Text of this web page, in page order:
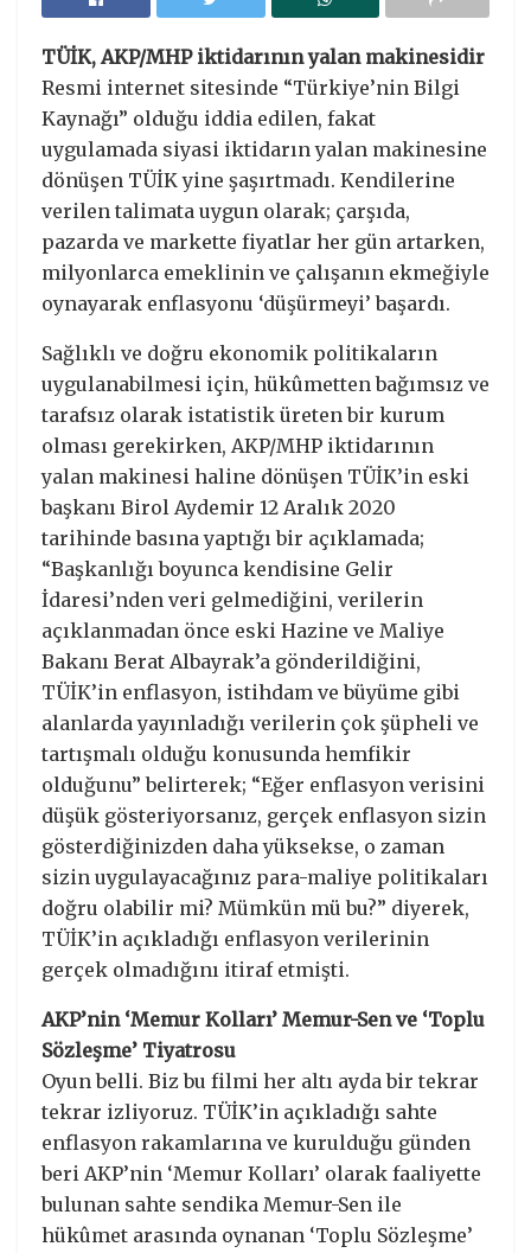
TÜİK, AKP/MHP iktidarının yalan makinesidir
Resmi internet sitesinde “Türkiye’nin Bilgi
Kaynağı” olduğu iddia edilen, fakat
uygulamada siyasi iktidarın yalan makinesine
dönüşen TÜİK yine şaşırtmadı. Kendilerine
verilen talimata uygun olarak; çarşıda,
pazarda ve markette fiyatlar her gün artarken,
milyonlarca emeklinin ve çalışanın ekmeğiyle
oynayarak enflasyonu ‘düşürmeyi’ başardı.
Sağlıklı ve doğru ekonomik politikaların
uygulanabilmesi için, hükûmetten bağımsız ve
tarafsız olarak istatistik üreten bir kurum
olması gerekirken, AKP/MHP iktidarının
yalan makinesi haline dönüşen TÜİK’in eski
başkanı Birol Aydemir 12 Aralık 2020
tarihinde basına yaptığı bir açıklamada;
“Başkanlığı boyunca kendisine Gelir
İdaresi’nden veri gelmediğini, verilerin
açıklanmadan önce eski Hazine ve Maliye
Bakanı Berat Albayrak’a gönderildiğini,
TÜİK’in enflasyon, istihdam ve büyüme gibi
alanlarda yayınladığı verilerin çok şüpheli ve
tartışmalı olduğu konusunda hemfikir
olduğunu” belirterek; “Eğer enflasyon verisini
düşük gösteriyorsanız, gerçek enflasyon sizin
gösterdiğinizden daha yüksekse, o zaman
sizin uygulayacağınız para-maliye politikaları
doğru olabilir mi? Mümkün mü bu?” diyerek,
TÜİK’in açıkladığı enflasyon verilerinin
gerçek olmadığını itiraf etmişti.
AKP’nin ‘Memur Kolları’ Memur-Sen ve ‘Toplu
Sözleşme’ Tiyatrosu
Oyun belli. Biz bu filmi her altı ayda bir tekrar
tekrar izliyoruz. TÜİK’in açıkladığı sahte
enflasyon rakamlarına ve kurulduğu günden
beri AKP’nin ‘Memur Kolları’ olarak faaliyette
bulunan sahte sendika Memur-Sen ile
hükûmet arasında oynanan ‘Toplu Sözleşme’